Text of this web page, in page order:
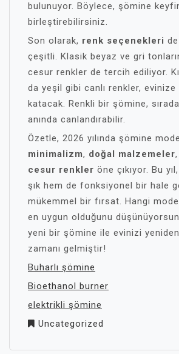
bulunuyor. Böylece, şömine
birleştirebilirsiniz.
Son olarak, renk seçenekleri
çeşitli. Klasik beyaz ve gri
cesur renkler de tercih ediliyor.
da yeşil gibi canlı renkler, evinize
katacak. Renkli bir şömine,
anında canlandırabilir.
Özetle, 2026 yılında şömine
minimalizm, doğal malzemeler
cesur renkler öne çıkıyor. Bu
şık hem de fonksiyonel bir hale
mükemmel bir fırsat. Hangi
en uygun olduğunu
yeni bir şömine ile evinizi
zamanı gelmiştir!
Buharlı şömine
Bioethanol burner
elektrikli şömine
Uncategorized